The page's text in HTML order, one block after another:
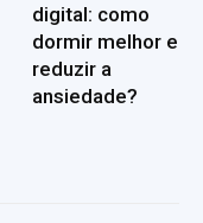
digital: como
dormir melhor e
reduzir a
ansiedade?